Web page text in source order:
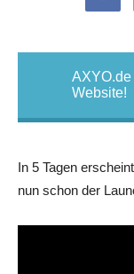
Website!
In 5 Tagen erscheint
nun schon der